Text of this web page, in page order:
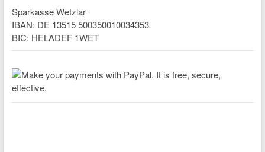
Sparkasse Wetzlar
IBAN: DE 13515 500350010034353
BIC: HELADEF 1WET